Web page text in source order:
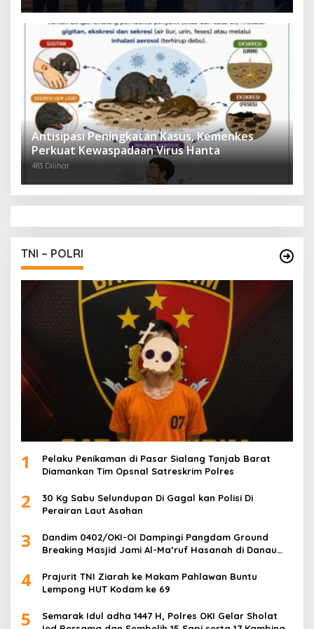
Antisipasi Peningkatan Kasus, Kemenkes
Perkuat Kewaspadaan Virus Hanta
483 Dilihat
TNI – POLRI
1
Pelaku Penikaman di Pasar Sialang Tanjab Barat
Diamankan Tim Opsnal Satreskrim Polres
2
30 Kg Sabu Selundupan Di Gagal kan Polisi Di
Perairan Laut Asahan
3
Dandim 0402/OKI-OI Dampingi Pangdam Ground
Breaking Masjid Jami Al-Ma’ruf Hasanah di Danau
4
Prajurit TNI Ziarah ke Makam Pahlawan Buntu
Lempong HUT Kodam ke 69
5
Semarak Idul adha 1447 H, Polres OKI Gelar Sholat